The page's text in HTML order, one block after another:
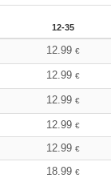
12-35
12.99 €
12.99 €
12.99 €
12.99 €
12.99 €
18.99 €